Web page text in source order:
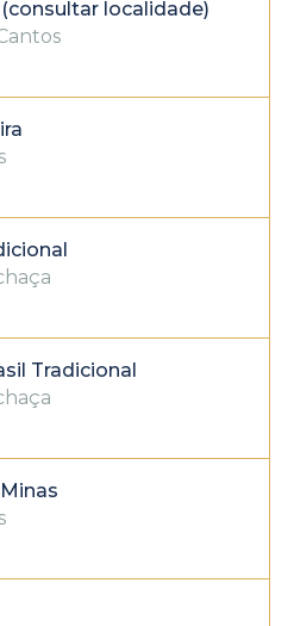
localidade)
Tradicional